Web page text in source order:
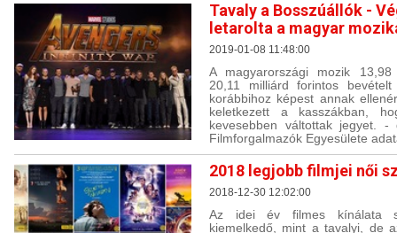
Tavaly a Bosszúállók -
letarolta a magyar
2019-01-08 11:48:00
A magyarországi mozik
20,11 milliárd forintos
korábbihoz képest annak
keletkezett a kasszákban,
kevesebben váltottak jegyet.
Filmforgalmazók Egyesülete
2018 legjobb filmjei női
2018-12-30 12:02:00
Az idei év filmes kínálata
kiemelkedő, mint a tavalyi, de